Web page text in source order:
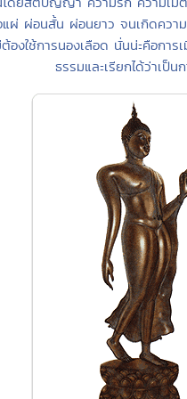
แผ่ ผ่อนสั้น ผ่อนยาว จนเกิดควา
ต้องใช้การนองเลือด นั่นน่ะคือการ
ธรรมและเรียกได้ว่าเป็น